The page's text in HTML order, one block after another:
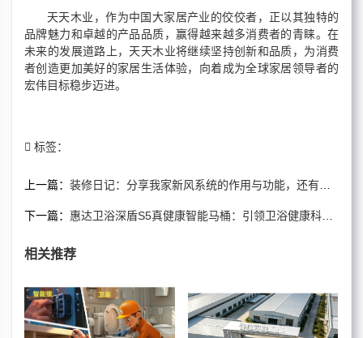
天天木业，作为中国大家居产业的佼佼者，正以其独特的
品牌魅力和卓越的产品品质，赢得越来越多消费者的青睐。在
未来的发展道路上，天天木业将继续坚持创新和品质，为消费
者创造更加美好的家居生活体验，向着成为全球家居领导者的
宏伟目标稳步迈进。
标签：
上一篇： 装修日记：分享我家新风系统的作用与功能，还有安装全过程
下一篇： 惠达卫浴深盾S5真健康智能马桶：引领卫浴健康科技革命
相关推荐